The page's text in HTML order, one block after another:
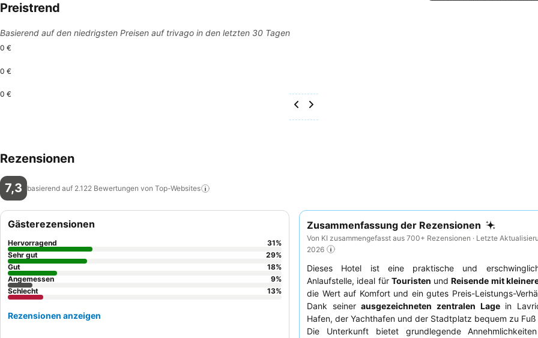
Preistrend
Basierend auf den niedrigsten Preisen auf trivago in den letzten 30 Tagen
0 €
0 €
0 €
Rezensionen
7,3 basierend auf 2.122 Bewertungen von Top-Websites
Zusammenfassung der Rezensionen
Von KI zusammengefasst aus 700+ Rezensionen · Letzte
2026
Dieses Hotel ist eine praktische und
Anlaufstelle, ideal für Touristen undReisende mit
die Wert auf Komfort und ein gutes Preis-Leistungs-
Dank seinerausgezeichneten zentralen Lagein
Hafen, der Yachthafen und der Stadtplatz bequem zu Fuß
Die Unterkunft bietet grundlegende
Gästerezensionen
Hervorragend 31%
Sehr gut
29%
Gut
18%
Angemessen
9%
Schlecht
13%
Rezensionen anzeigen